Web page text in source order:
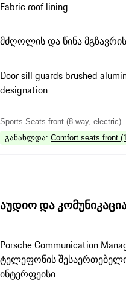
Fabric roof lining
მძღოლის და წინა
Door sill guards brushed
designation
Sports Seats front (8-way, electric)
განახლდა: Comfort seats front
აუდიო და
Porsche Communication
ტელეფონის
ინტერფეისი